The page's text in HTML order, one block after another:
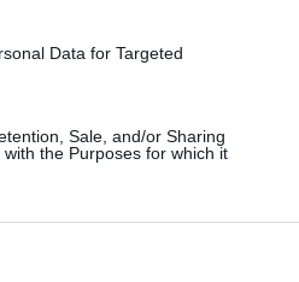
Data for Targeted
Sale, and/or Sharing
the Purposes for which it
alakult ki a
a menedzsere lett.
Sofia.